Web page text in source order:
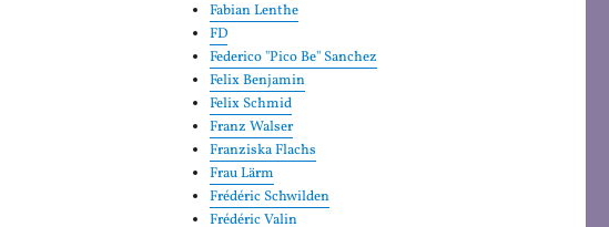
Fabian Lenthe
FD
Federico "Pico Be" Sanchez
Felix Benjamin
Felix Schmid
Franz Walser
Franziska Flachs
Frau Lärm
Frédéric Schwilden
Frédéric Valin